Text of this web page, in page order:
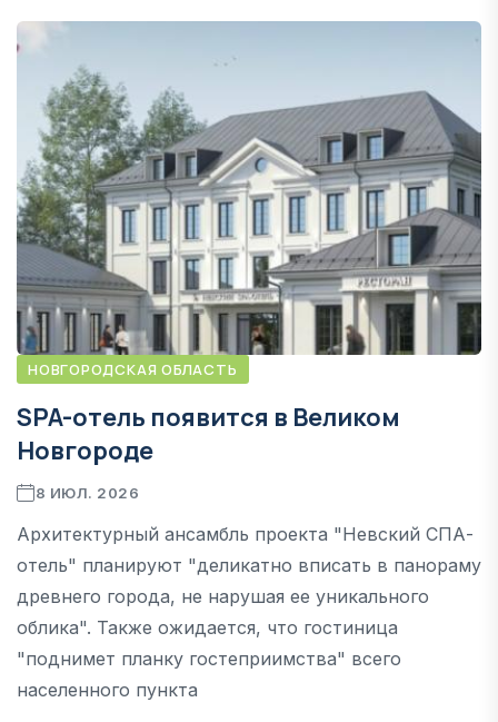
НОВГОРОДСКАЯ ОБЛАСТЬ
SPA-отель появится в Великом
Новгороде
8 ИЮЛ. 2026
Архитектурный ансамбль проекта "Невский СПА-
отель" планируют "деликатно вписать в панораму
древнего города, не нарушая ее уникального
облика". Также ожидается, что гостиница
"поднимет планку гостеприимства" всего
населенного пункта